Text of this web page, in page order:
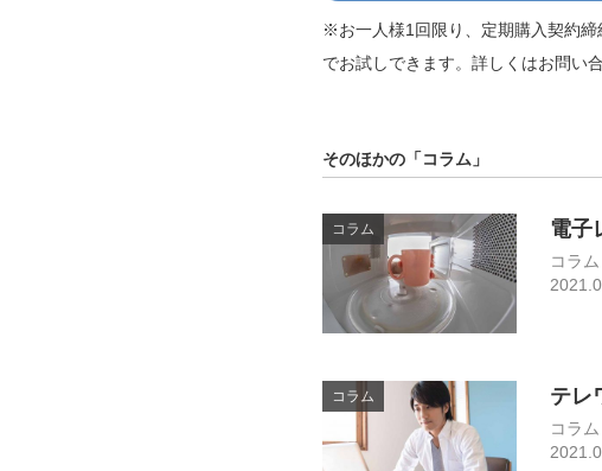
※お一人様1回限り、定期購入契約
でお試しできます。詳しくはお問い
そのほかの「コラム」
コラム 電子
コラム
コラム テレ
コラム